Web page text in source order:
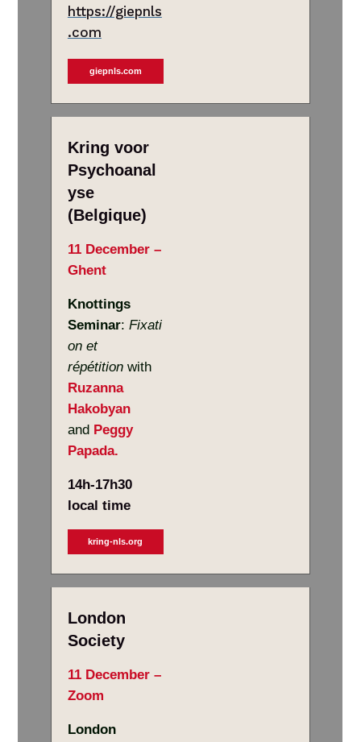
https://giepnls
.com
giepnls.com
Kring voor
Psychoanal
yse
(Belgique)
11 December –
Ghent
Knottings
Seminar: Fixati
on et
répétitionwith
Ruzanna
Hakobyan
and Peggy
Papada.
14h-17h30
local time
kring-nls.org
London
Society
11 December –
Zoom
London